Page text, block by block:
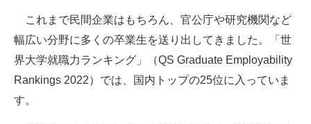
これまで民間企業はもちろん、官公庁や研究機関など
幅広い分野に多くの卒業生を送り出してきました。「世
界大学就職力ランキング」（QS Graduate Employability
Rankings 2022）では、国内トップの25位に入っていま
す。